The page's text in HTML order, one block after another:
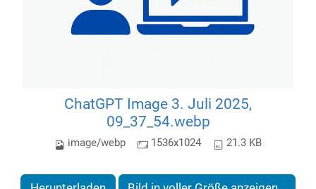
ChatGPT Image 3. Juli 2025,
09_37_54.webp
image/webp 1536x1024 21.3 KB